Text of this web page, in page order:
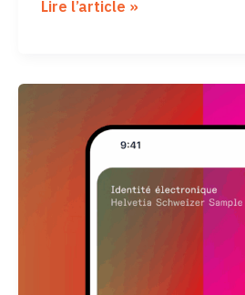
Quelques
la
donner
Lire l’article »